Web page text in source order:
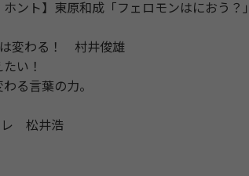
ホント】東原和成「フェロモンはにおう？」
変わる！ 村井俊雄
い！
る言葉の力。
レ 松井浩